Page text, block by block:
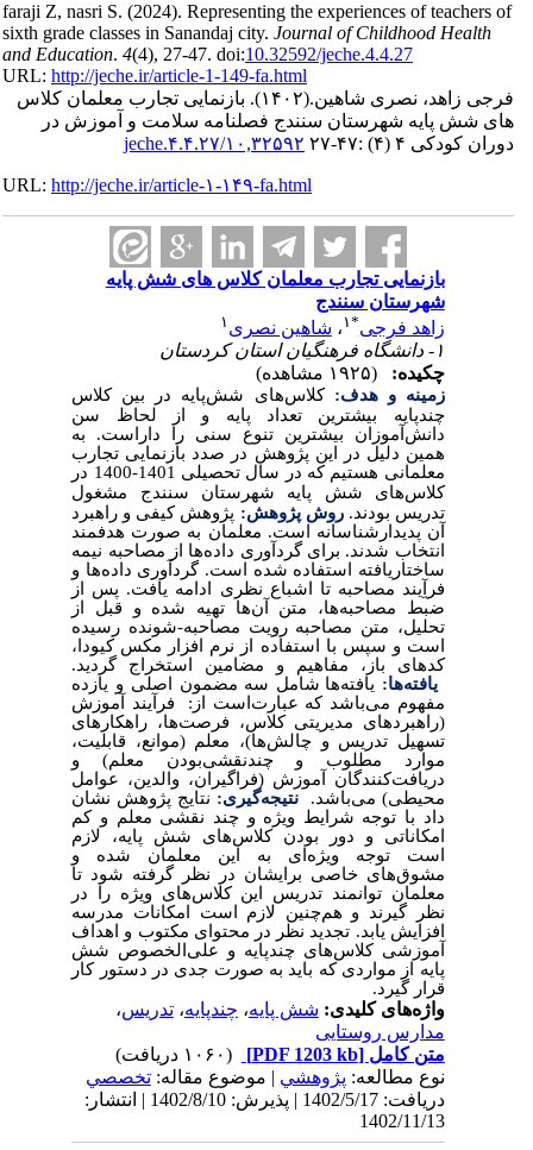
faraji Z, nasri S.(2024).Representing the experiences of teachers of
sixth grade classes in Sanandaj city.Journal of Childhood Health
and Education.4(4), 27-47. doi:10.32592/jeche.4.4.27
URL:http://jeche.ir/article-1-149-fa.html
فرجی زاهد، نصری شاهین.(۱۴۰۲).
بازنمایی تجارب معلمان کلاس
های شش پایه شهرستان سنندج فصلنامه سلامت و آموزش در
دوران کودکی ۴ (۴) :۴۷-۲۷
۱۰,۳۲۵۹۲/jeche.۴.۴.۲۷
URL:http://jeche.ir/article-۱-۱۴۹-fa.html
بازنمایی تجارب معلمان کلاس های شش پایه
شهرستان سنندج
زاهد فرجی
۱،شاهین نصری۱
چکیده:
زمینه و هدف: کلاسهای شش‌پایه در بین کلاس
چندپایه بیشترین تعداد پایه و از لحاظ سن
دانشآموزان بیشترین تنوع سنی را داراست. به
همین دلیل در این پژوهش در صدد بازنمایی تجارب
معلمانی هستیم که در سال تحصیلی 1401-1400 در
کلاسهای شش
پایه شهرستان سنندج مشغول
تدریس بودند.روش پژوهش:پژوهش کیفی و راهبرد
آن پدیدارشناسانه است. معلمان به صورت هدفمند
انتخاب شدند. برای گردآوری دادهها از مصاحبه نیمه
ساختاریافته استفاده شده است. گردآوری دادهها و
فرآِیند مصاحبه تا اشباع نظری ادامه یافت. پس از
ضبط مصاحبهها، متن آن
ها تهیه شده و قبل از
تحلیل، متن مصاحبه رویت مصاحبه-شونده رسیده
است و سپس با استفاده از نرم افزار مکس کیودا،
کدهای باز، مفاهیم و مضامین استخراج گردید.
یافته‌ها:یافتهها شامل سه مضمون اصلی و یازده
مفهوم میباشد که عبارتاست از: فرآیند آموزش
(راهبردهای مدیریتی کلاس، فرصتها، راهکارهای
تسهیل تدریس و چالشها)، معلم (موانع، قابلیت،
موارد مطلوب و چندنقشیبودن معلم) و
دریافتکنندگان آموزش (فراگیران، والدین، عوامل
محیطی) میباشد.نتیجه‌گیری:نتایج پژوهش نشان
داد با توجه شرایط ویژه و چند نقشی معلم و کم
امکاناتی و دور بودن کلاسهای شش پایه، لازم
است توجه ویژهای به این معلمان شده و
مشوقهای خاصی برایشان در نظر گرفته شود تا
معلمان توانمند تدریس این کلاسهای ویژه را در
نظر گیرند و همچنین لازم است امکانات مدرسه
افزایش یابد. تجدید نظر در محتوای مکتوب و اهداف
آموزشی کلاسهای چندپایه و علیالخصوص شش
پایه از مواردی که باید به صورت جدی در دستور کار
قرار گیرد.
واژه‌های کلیدی:شش پایه،چندپایه،تدریس،
مدارس روستایی
متن کامل[PDF 1203 kb]
نوع مطالعه:پژوهشي| موضوع مقاله:تخصصي
دریافت: 1402/5/17 | پذیرش: 1402/8/10 | انتشار:
1402/11/13